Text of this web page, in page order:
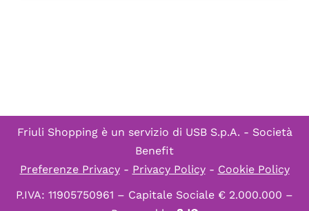
Friuli Shopping è un servizio di USB S.p.A. - Società
Benefit
Preferenze Privacy- Privacy Policy- Cookie Policy
P.IVA: 11905750961 – Capitale Sociale € 2.000.000 –